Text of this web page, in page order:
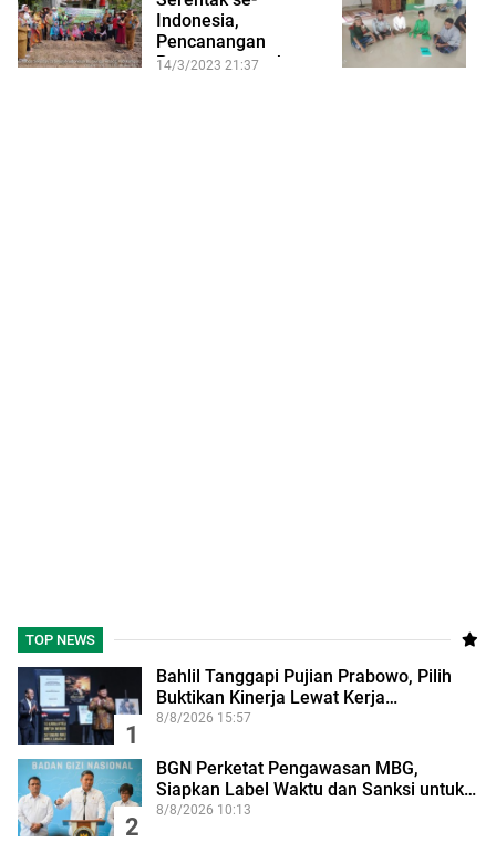
Indonesia,
Pencanangan
Penanaman pohon
14/3/2023 21:37
TOP NEWS
1
Bahlil Tanggapi Pujian Prabowo, Pilih
Buktikan Kinerja Lewat Kerja…
8/8/2026 15:57
2
BGN Perketat Pengawasan MBG,
Siapkan Label Waktu dan Sanksi untuk…
8/8/2026 10:13